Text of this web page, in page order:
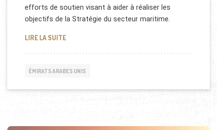
efforts de soutien visant à aider à réaliser les
objectifs de la Stratégie du secteur maritime.
LIRE LA SUITEDUBAI MARITIME CITY AUTHORITY (DMCA)
ÉMIRATS ARABES UNIS